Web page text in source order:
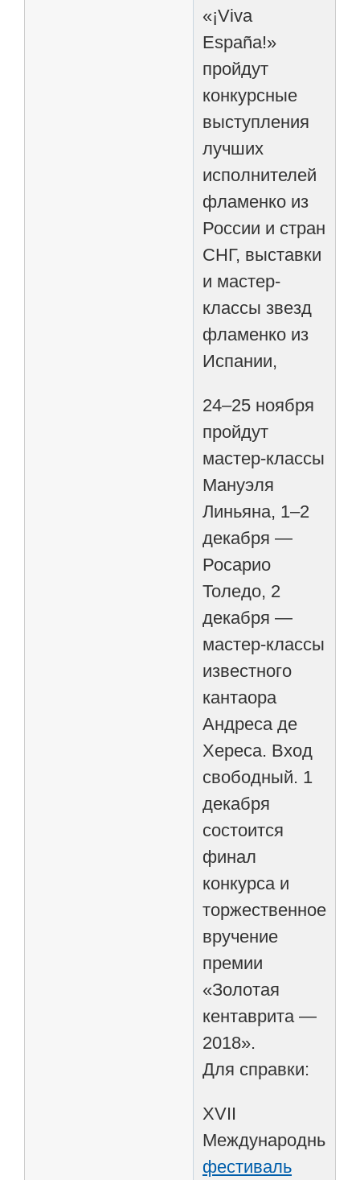
«¡Viva
España!»
пройдут
конкурсные
выступления
лучших
исполнителей
фламенко из
России и стран
СНГ, выставки
и мастер-
классы звезд
фламенко из
Испании,
24–25 ноября
пройдут
мастер-классы
Мануэля
Линьяна, 1–2
декабря —
Росарио
Толедо, 2
декабря —
мастер-классы
известного
кантаора
Андреса де
Хереса. Вход
свободный. 1
декабря
состоится
финал
конкурса и
торжественное
вручение
премии
«Золотая
кентаврита —
2018».
Для справки:
XVII
Международный
фестиваль